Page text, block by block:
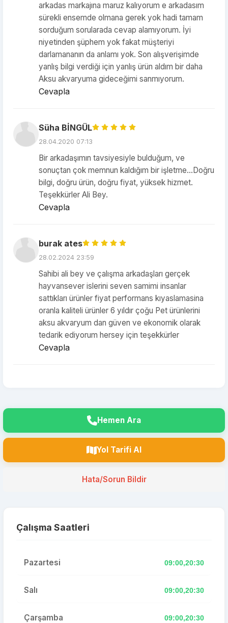
arkadas markajına maruz kalıyorum e arkadasım
sürekli ensemde olmana gerek yok hadi tamam
sorduğum sorularada cevap alamıyorum. İyi
niyetinden şüphem yok fakat müşteriyi
darlamananın da anlamı yok. Son alışverişimde
yanlış bilgi verdiği için yanlış ürün aldım bir daha
Aksu akvaryuma gideceğimi sanmıyorum.
Cevapla
Süha BİNGÜL
28.04.2020 07:13
Bir arkadaşımın tavsiyesiyle bulduğum, ve
sonuçtan çok memnun kaldığım bir işletme...Doğru
bilgi, doğru ürün, doğru fiyat, yüksek hizmet.
Teşekkürler Ali Bey.
Cevapla
burak ates
28.02.2024 23:59
Sahibi ali bey ve çalışma arkadaşları gerçek
hayvansever islerini seven samimi insanlar
sattıkları ürünler fiyat performans kıyaslamasina
oranla kaliteli ürünler 6 yıldır çoğu Pet ürünlerini
aksu akvaryum dan güven ve ekonomik olarak
tedarik ediyorum hersey için teşekkürler
Cevapla
Hemen Ara
Yol Tarifi Al
Hata/Sorun Bildir
Çalışma Saatleri
Pazartesi 09:00,20:30
Salı 09:00,20:30
Çarşamba 09:00,20:30